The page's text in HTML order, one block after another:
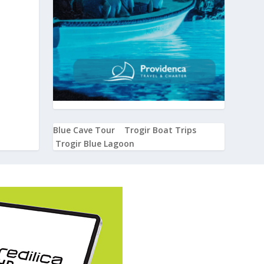
Blue Cave Tour
Trogir Boat Trips
Trogir Blue Lagoon